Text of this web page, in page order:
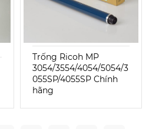
Trống Ricoh MP
3054/3554/4054/5054/3
055SP/4055SP Chính
hãng